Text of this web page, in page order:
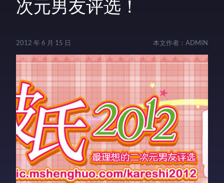
次元男友评选！
2012 年 6 月 15 日 本文作者： ADMIN